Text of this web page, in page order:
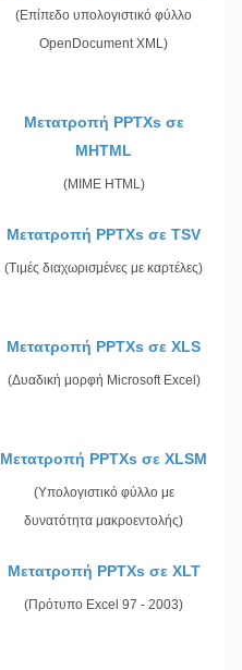
(Επίπεδο υπολογιστικό φύλλο
OpenDocument XML)
Μετατροπή PPTXs σε
MHTML
(MIME HTML)
Μετατροπή PPTXs σε TSV
(Τιμές διαχωρισμένες με καρτέλες)
Μετατροπή PPTXs σε XLS
(Δυαδική μορφή Microsoft Excel)
Μετατροπή PPTXs σε XLSM
(Υπολογιστικό φύλλο με
δυνατότητα μακροεντολής)
Μετατροπή PPTXs σε XLT
(Πρότυπο Excel 97 - 2003)